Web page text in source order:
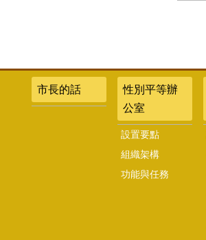
市長的話
性別平等辦
公室
設置要點
組織架構
功能與任務